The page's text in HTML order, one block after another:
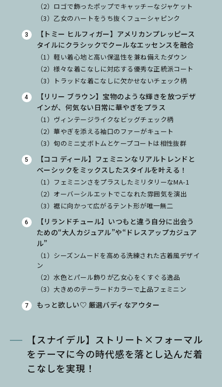
（2）ロゴで飾ったポップでキャッチーなジャケット
（3）乙女のハートをうち抜くフューシャピンク
【トミー ヒルフィガー】アメリカンプレッピース
タイルにクラシックでクールなエッセンスを融合
（1）軽い着心地と高い保温性を兼ね備えたダウン
（2）様々な着こなしに対応する優秀な正統派コート
（3）トラッドな着こなしに欠かせないチェック柄
【リリー ブラウン】宝物のような輝きを放つデザ
インが、何気ない日常に華やぎをプラス
（1）ヴィンテージライクなビッグチェック柄
（2）華やぎを添える袖口のファーがキュート
（3）旬のミニ丈ボトムとケープコートは相性抜群
【ココ ディール】フェミニンなリアルトレンドと
ベーシックをミックスしたスタイルを叶える！
（1）フェミニンさをプラスしたミリタリーなMA-1
（2）オーバーシルエットでこなれた雰囲気を演出
（3）裾に向かって広がるテント形が唯一無二
【リランドチュール】いつもと違う自分に出会う
ための“大人カジュアル”や“ドレスアップカジュア
ル”
（1）シーズンムードを高める洗練された古着風デザイ
ン
（2）水色とパール飾りが乙女心をくすぐる逸品
（3）大きめのテーラードカラーで上品フェミニン
もっと欲しい♡ 厳選バディなアウター
【スナイデル】ストリート×フォーマル
をテーマに今の時代感を落とし込んだ着
こなしを実現！